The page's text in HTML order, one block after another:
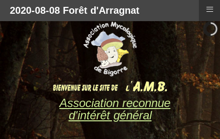
Association reconnue
d'intérêt général
2020-08-08 Forêt d'Arragnat ≡